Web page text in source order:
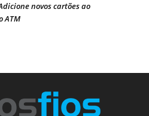
novos cartões ao
ATM